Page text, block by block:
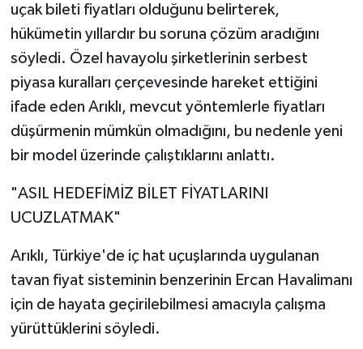
uçak bileti fiyatları olduğunu belirterek,
hükümetin yıllardır bu soruna çözüm aradığını
söyledi. Özel havayolu şirketlerinin serbest
piyasa kuralları çerçevesinde hareket ettiğini
ifade eden Arıklı, mevcut yöntemlerle fiyatları
düşürmenin mümkün olmadığını, bu nedenle yeni
bir model üzerinde çalıştıklarını anlattı.
"ASIL HEDEFİMİZ BİLET FİYATLARINI
UCUZLATMAK"
Arıklı, Türkiye'de iç hat uçuşlarında uygulanan
tavan fiyat sisteminin benzerinin Ercan Havalimanı
için de hayata geçirilebilmesi amacıyla çalışma
yürüttüklerini söyledi.